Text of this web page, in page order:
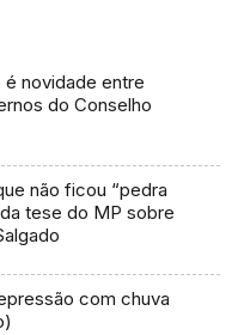
é novidade entre
do Conselho
não ficou “pedra
tese do MP sobre
com chuva